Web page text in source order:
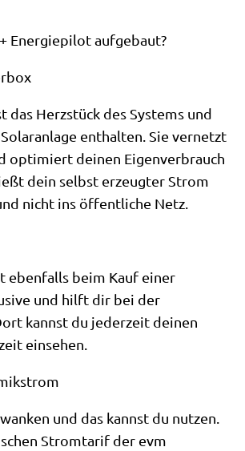
Energiepilot aufgebaut?
das Herzstück des Systems und
enthalten. Sie vernetzt
optimiert deinen Eigenverbrauch
dein selbst erzeugter Strom
nicht ins öffentliche Netz.
ebenfalls beim Kauf einer
und hilft dir bei der
kannst du jederzeit deinen
einsehen.
und das kannst du nutzen.
Stromtarif der evm